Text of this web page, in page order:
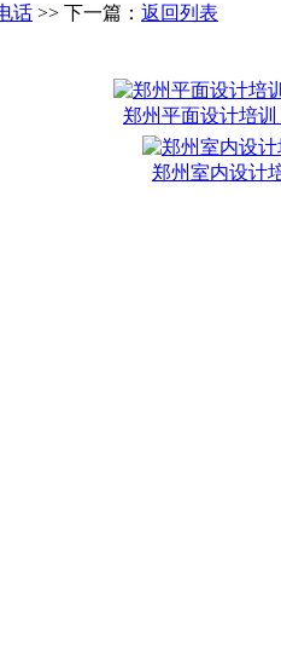
话 >> 下一篇： 返回列表
郑州平面设计培
郑州室内设计